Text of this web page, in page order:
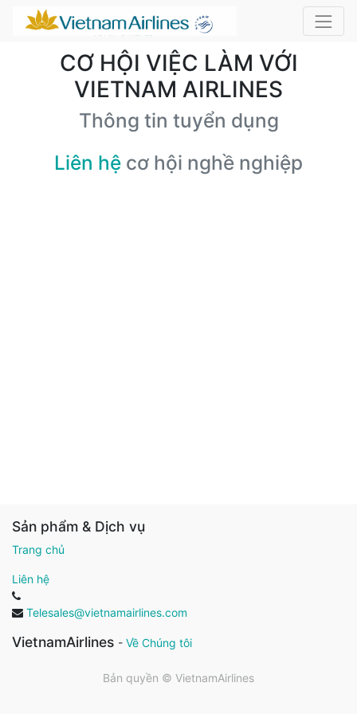
CƠ HỘI VIỆC LÀM VỚI
VIETNAM AIRLINES
Thông tin tuyển dụng
Liên hệ cơ hội nghề nghiệp
Sản phẩm & Dịch vụ
Trang chủ
Liên hệ
Telesales@vietnamairlines.com
VietnamAirlines - Về Chúng tôi
Bản quyền © VietnamAirlines